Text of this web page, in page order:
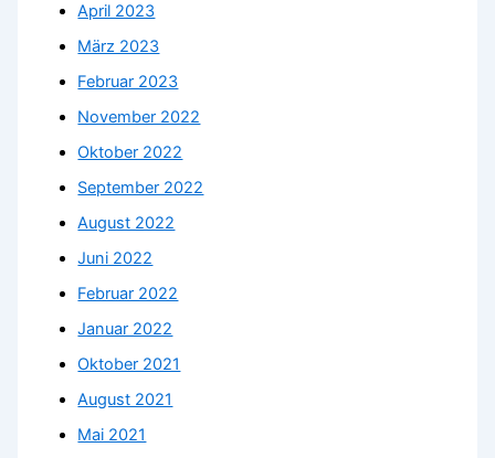
April 2023
März 2023
Februar 2023
November 2022
Oktober 2022
September 2022
August 2022
Juni 2022
Februar 2022
Januar 2022
Oktober 2021
August 2021
Mai 2021